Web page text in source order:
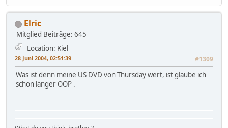
Elric
Mitglied Beiträge: 645
Location: Kiel
28 Juni 2004, 02:51:39 #1309
Was ist denn meine US DVD von Thursday wert, ist glaube ich
schon länger OOP .